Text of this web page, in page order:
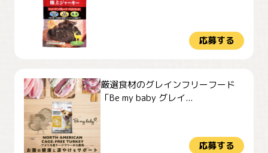
応募する
厳選食材のグレインフリーフード
「Be my baby グレイ...
応募する